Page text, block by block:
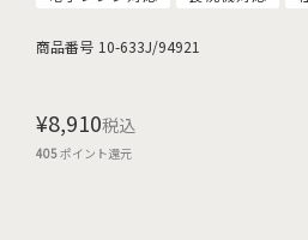
商品番号 10-633J/94921
¥8,910税込
405ポイント還元